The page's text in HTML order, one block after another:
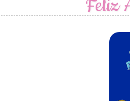
Feliz